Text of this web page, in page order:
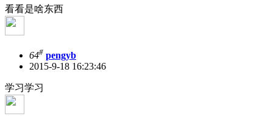
看看是啥东西
64# pengyb
2015-9-18 16:23:46
学习学习